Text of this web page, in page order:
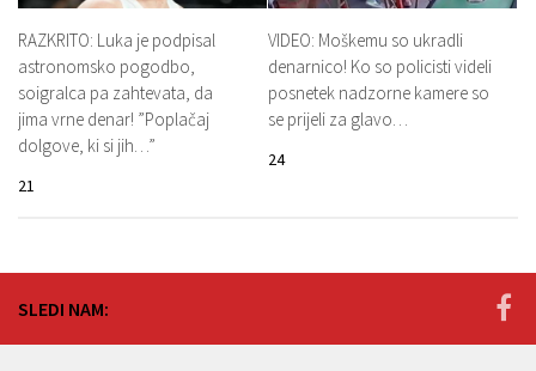
RAZKRITO: Luka je podpisal
astronomsko pogodbo,
soigralca pa zahtevata, da
jima vrne denar! ”Poplačaj
dolgove, ki si jih…”
21
VIDEO: Moškemu so ukradli
denarnico! Ko so policisti videli
posnetek nadzorne kamere so
se prijeli za glavo…
24
SLEDI NAM: